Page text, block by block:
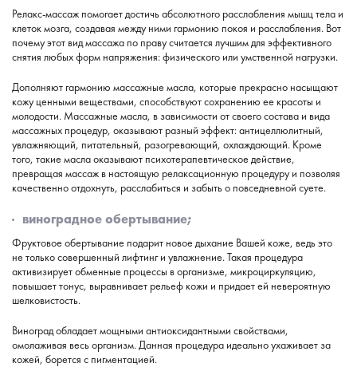
Релакс-массаж помогает достичь абсолютного расслабления мышц тела и
клеток мозга, создавая между ними гармонию покоя и расслабления. Вот
почему этот вид массажа по праву считается лучшим для эффективного
снятия любых форм напряжения: физического или умственной нагрузки.
Дополняют гармонию массажные масла, которые прекрасно насыщают
кожу ценными веществами, способствуют сохранению ее красоты и
молодости. Массажные масла, в зависимости от своего состава и вида
массажных процедур, оказывают разный эффект: антицеллюлитный,
увлажняющий, питательный, разогревающий, охлаждающий. Кроме
того, такие масла оказывают психотерапевтическое действие,
превращая массаж в настоящую релаксационную процедуру и позволяя
качественно отдохнуть, расслабиться и забыть о повседневной суете.
виноградное обертывание;
Фруктовое обертывание подарит новое дыхание Вашей коже, ведь это
не только совершенный лифтинг и увлажнение. Такая процедура
активизирует обменные процессы в организме, микроциркуляцию,
повышает тонус, выравнивает рельеф кожи и придает ей невероятную
шелковистость.
Виноград обладает мощными антиоксидантными свойствами,
омолаживая весь организм. Данная процедура идеально ухаживает за
кожей, борется с пигментацией.